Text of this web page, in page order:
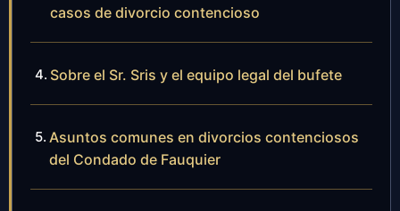
casos de divorcio contencioso
Sobre el Sr. Sris y el equipo legal del bufete
Asuntos comunes en divorcios contenciosos
del Condado de Fauquier